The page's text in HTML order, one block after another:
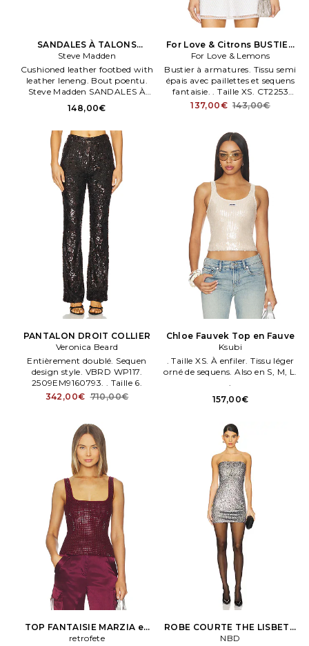
SANDALES À TALONS
SOMERS en Marron
Steve Madden
Cushioned leather footbed with
leather leneng. Bout poentu.
Steve Madden SANDALES À
TALONS SOMERS en Mauve.
Taille 9.5. Also en 10, 6, 6.5, 7,
SANDALES À TALONS
SOMERS en Mauve.
148,00€
For Love & Citrons BUSTIER
À CARREAUX PAILLETÉS en
Blanc
For Love & Lemons
Bustier à armatures. Tissu semi
épais avec paillettes et sequens
fantaisie. . Taille XS. CT2253
SP25 Blanc.
137,00€ 143,00€
PANTALON DROIT COLLIER
Veronica Beard
Entièrement doublé. Sequen
design style. VBRD WP117.
2509EM9160793. . Taille 6.
342,00€ 710,00€
Chloe Fauvek Top en Fauve
Ksubi
. Taille XS. À enfiler. Tissu léger
orné de sequens. Also en S, M, L.
.
157,00€
TOP FANTAISIE MARZIA en
Bourgogne
retrofete
ROBE COURTE THE LISBETH
en Gris
NBD